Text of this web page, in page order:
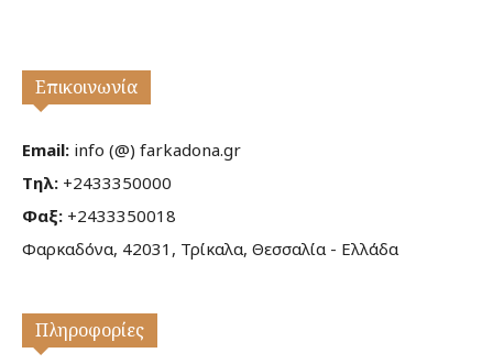
Επικοινωνία
Email: info (@) farkadona.gr
Τηλ: +2433350000
Φαξ: +2433350018
Φαρκαδόνα, 42031, Τρίκαλα, Θεσσαλία - Ελλάδα
Πληροφορίες